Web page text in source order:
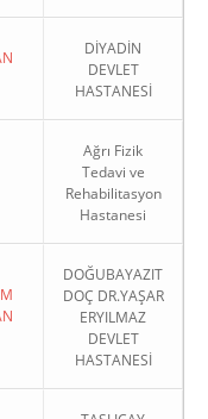
DİYADİN
DEVLET
HASTANESİ
Ağrı Fizik
Tedavi ve
Rehabilitasyon
Hastanesi
DOĞUBAYAZIT
DOÇ DR.YAŞAR
ERYILMAZ
DEVLET
HASTANESİ